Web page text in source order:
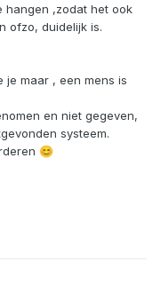
hangen ,zodat het ook
ofzo, duidelijk is.
je maar , een mens is
en niet gegeven,
systeem.
😊